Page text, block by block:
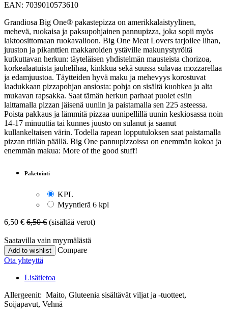
EAN: 7039010573610
Grandiosa Big One® pakastepizza on amerikkalaistyylinen,
mehevä, ruokaisa ja paksupohjainen pannupizza, joka sopii myös
laktoosittomaan ruokavalioon. Big One Meat Lovers tarjoilee lihan,
juuston ja pikanttien makkaroiden ystäville makunystyröitä
kutkuttavan herkun: täyteläisen yhdistelmän mausteista chorizoa,
korkealaatuista jauhelihaa, kinkkua sekä suussa sulavaa mozzarellaa
ja edamjuustoa. Täytteiden hyvä maku ja mehevyys korostuvat
laadukkaan pizzapohjan ansiosta: pohja on sisältä kuohkea ja alta
mukavan rapsakka. Saat tämän herkun parhaat puolet esiin
laittamalla pizzan jäisenä uuniin ja paistamalla sen 225 asteessa.
Poista pakkaus ja lämmitä pizzaa uunipellillä uunin keskiosassa noin
14-17 minuuttia tai kunnes juusto on sulanut ja saanut
kullankeltaisen värin. Todella rapean lopputuloksen saat paistamalla
pizzan ritilän päällä. Big One pannupizzoissa on enemmän kokoa ja
enemmän makua: More of the good stuff!
Paketointi
KPL
Myyntierä 6 kpl
6,50 € 6,50€ (sisältää verot)
Saatavilla vain myymälästä
Add to wishlist
Compare
Ota yhteyttä
Lisätietoa
Allergeenit: Maito, Gluteenia sisältävät viljat ja -tuotteet,
Soijapavut, Vehnä